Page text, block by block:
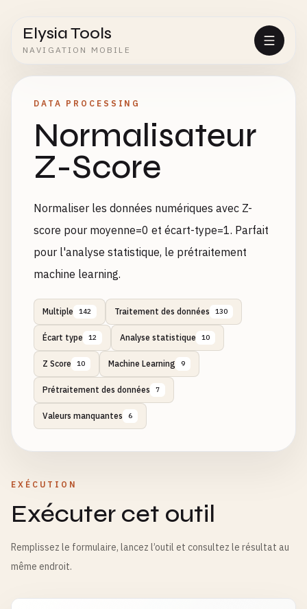
Elysia Tools
NAVIGATION MOBILE
DATA PROCESSING
Normalisateur
Z-Score
Normaliser les données numériques avec Z-
score pour moyenne=0 et écart-type=1. Parfait
pour l'analyse statistique, le prétraitement
machine learning.
Multiple 142 Traitement des données 130
Écart type 12 Analyse statistique 10
Z Score 10 Machine Learning 9
Prétraitement des données 7
Valeurs manquantes 6
EXÉCUTION
Exécuter cet outil
Remplissez le formulaire, lancez l’outil et consultez le résultat au
même endroit.